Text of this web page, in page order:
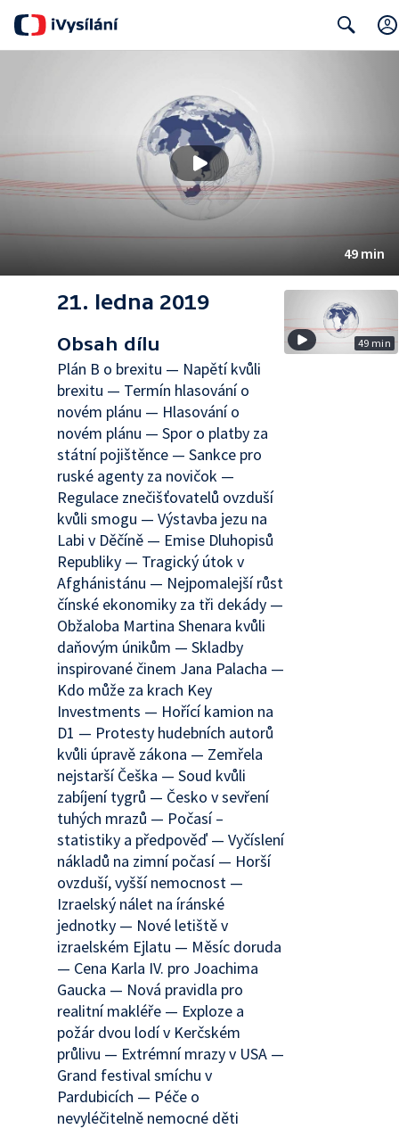
49 min
21. ledna 2019
Obsah dílu
Plán B o brexitu — Napětí kvůli
brexitu — Termín hlasování o
novém plánu — Hlasování o
novém plánu — Spor o platby za
státní pojištěnce — Sankce pro
ruské agenty za novičok —
Regulace znečišťovatelů ovzduší
kvůli smogu — Výstavba jezu na
Labi v Děčíně — Emise Dluhopisů
Republiky — Tragický útok v
Afghánistánu — Nejpomalejší růst
čínské ekonomiky za tři dekády —
Obžaloba Martina Shenara kvůli
daňovým únikům — Skladby
inspirované činem Jana Palacha —
Kdo může za krach Key
Investments — Hořící kamion na
D1 — Protesty hudebních autorů
kvůli úpravě zákona — Zemřela
nejstarší Češka — Soud kvůli
zabíjení tygrů — Česko v sevření
tuhých mrazů — Počasí –
statistiky a předpověď — Vyčíslení
nákladů na zimní počasí — Horší
ovzduší, vyšší nemocnost —
Izraelský nálet na íránské
jednotky — Nové letiště v
izraelském Ejlatu — Měsíc doruda
— Cena Karla IV. pro Joachima
Gaucka — Nová pravidla pro
realitní makléře — Exploze a
požár dvou lodí v Kerčském
průlivu — Extrémní mrazy v USA —
Grand festival smíchu v
Pardubicích — Péče o
nevyléčitelně nemocné děti
49 min